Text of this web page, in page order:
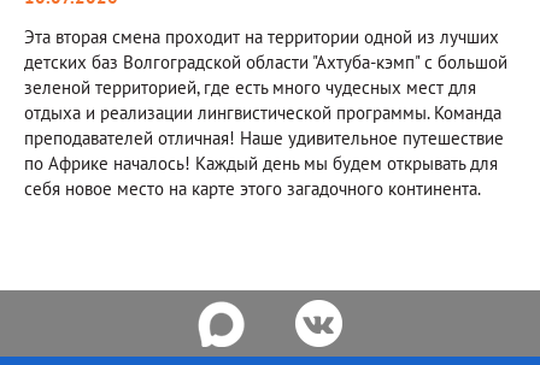
Эта вторая смена проходит на территории одной из лучших
детских баз Волгоградской области "Ахтуба-кэмп" с большой
зеленой территорией, где есть много чудесных мест для
отдыха и реализации лингвистической программы. Команда
преподавателей отличная! Наше удивительное путешествие
по Африке началось! Каждый день мы будем открывать для
себя новое место на карте этого загадочного континента.